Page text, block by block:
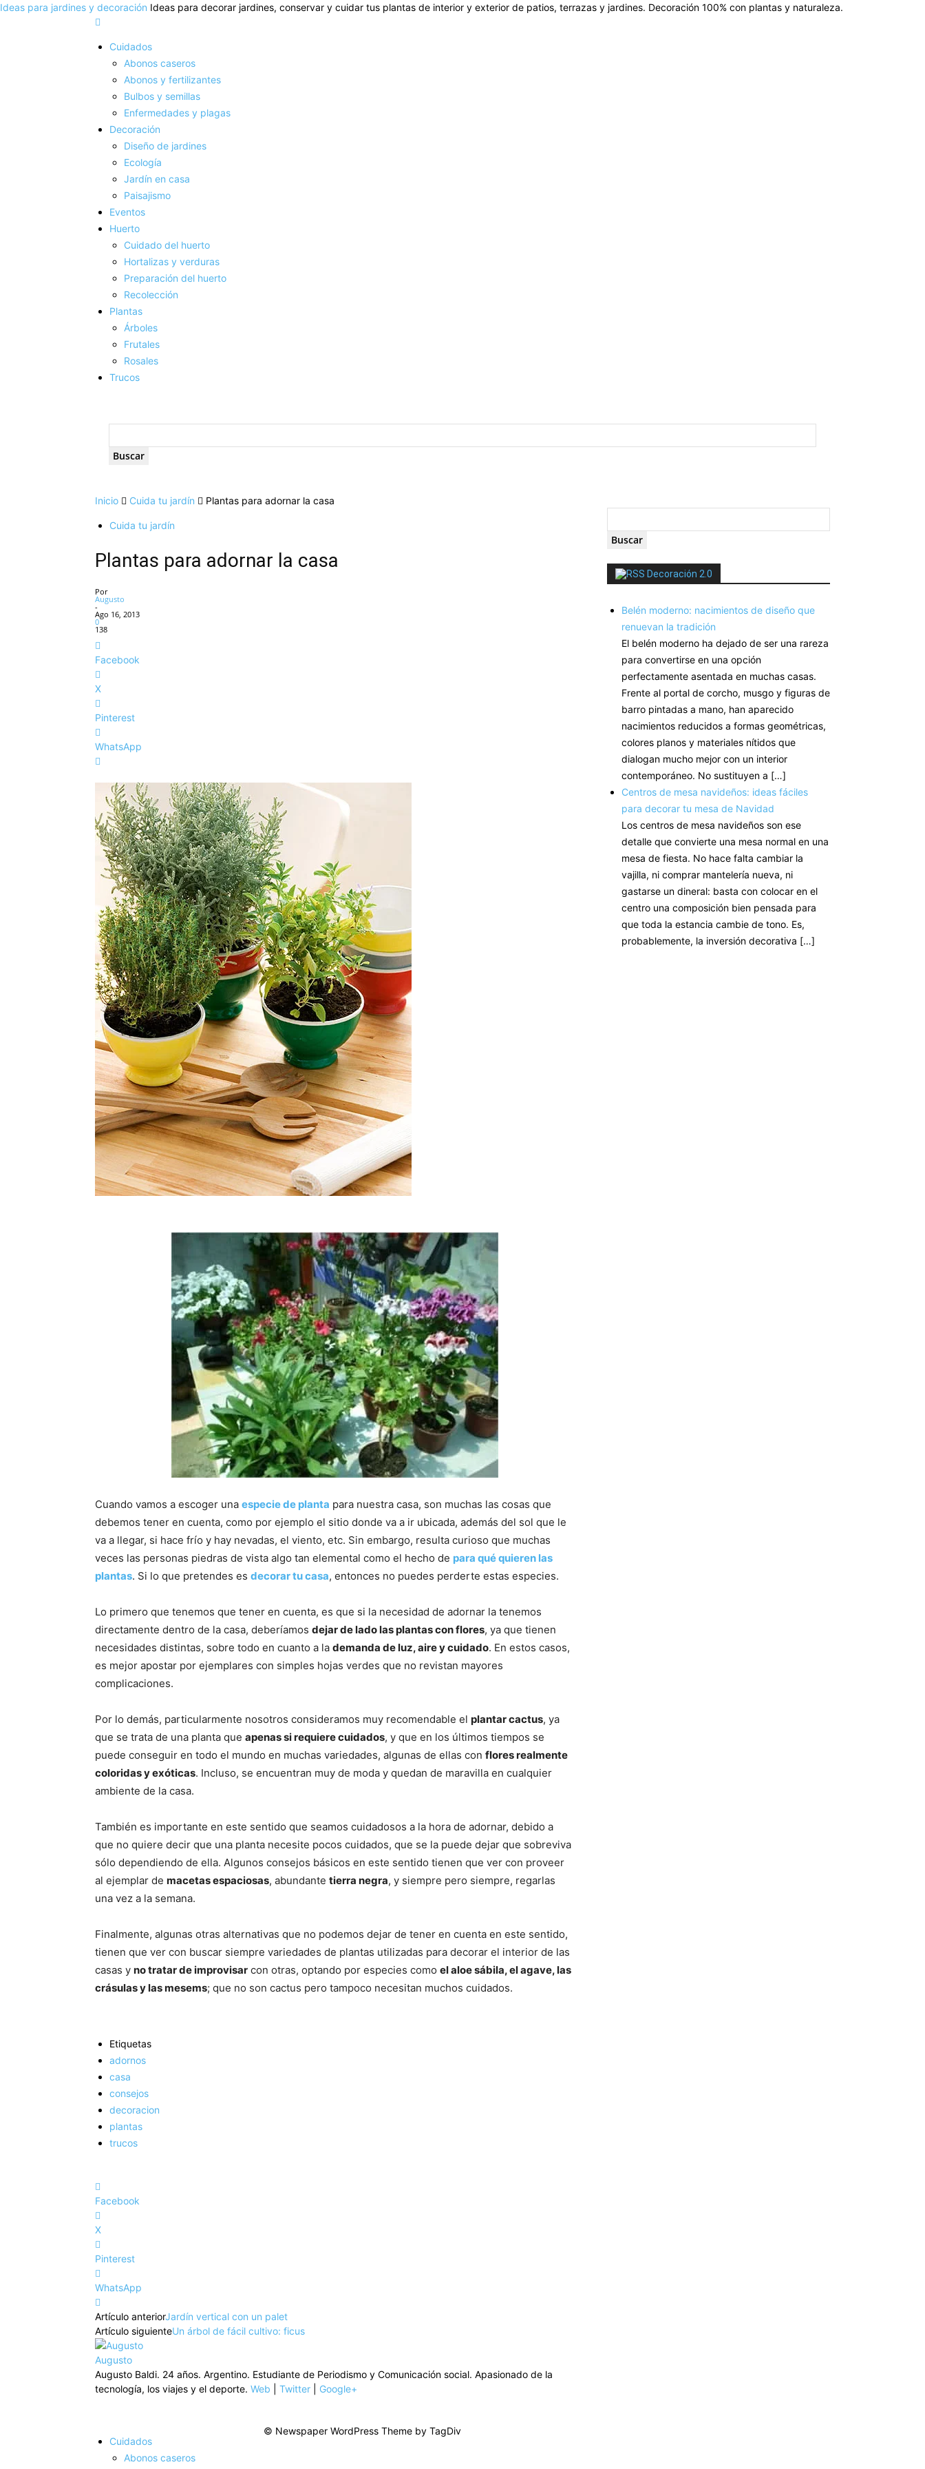
Ideas para jardines y decoración Ideas para decorar jardines, conservar y cuidar tus plantas de interior y exterior de patios, terrazas y jardines. Decoración 100% con plantas y naturaleza.
Cuidados
Abonos caseros
Abonos y fertilizantes
Bulbos y semillas
Enfermedades y plagas
Decoración
Diseño de jardines
Ecología
Jardín en casa
Paisajismo
Eventos
Huerto
Cuidado del huerto
Hortalizas y verduras
Preparación del huerto
Recolección
Plantas
Árboles
Frutales
Rosales
Trucos
Inicio Cuida tu jardín Plantas para adornar la casa
Cuida tu jardín
Plantas para adornar la casa
Por
Augusto
-
Ago 16, 2013
0
138
Facebook
X
Pinterest
WhatsApp
Cuando vamos a escoger una especie de planta para nuestra casa, son muchas las cosas que
debemos tener en cuenta, como por ejemplo el sitio donde va a ir ubicada, además del sol que le
va a llegar, si hace frío y hay nevadas, el viento, etc. Sin embargo, resulta curioso que muchas
veces las personas piedras de vista algo tan elemental como el hecho de para qué quieren las
plantas. Si lo que pretendes es decorar tu casa, entonces no puedes perderte estas especies.
Lo primero que tenemos que tener en cuenta, es que si la necesidad de adornar la tenemos
directamente dentro de la casa, deberíamos dejar de lado las plantas con flores, ya que tienen
necesidades distintas, sobre todo en cuanto a la demanda de luz, aire y cuidado. En estos casos,
es mejor apostar por ejemplares con simples hojas verdes que no revistan mayores
complicaciones.
Por lo demás, particularmente nosotros consideramos muy recomendable el plantar cactus, ya
que se trata de una planta que apenas si requiere cuidados, y que en los últimos tiempos se
puede conseguir en todo el mundo en muchas variedades, algunas de ellas con flores realmente
coloridas y exóticas. Incluso, se encuentran muy de moda y quedan de maravilla en cualquier
ambiente de la casa.
También es importante en este sentido que seamos cuidadosos a la hora de adornar, debido a
que no quiere decir que una planta necesite pocos cuidados, que se la puede dejar que sobreviva
sólo dependiendo de ella. Algunos consejos básicos en este sentido tienen que ver con proveer
al ejemplar de macetas espaciosas, abundante tierra negra, y siempre pero siempre, regarlas
una vez a la semana.
Finalmente, algunas otras alternativas que no podemos dejar de tener en cuenta en este sentido,
tienen que ver con buscar siempre variedades de plantas utilizadas para decorar el interior de las
casas y no tratar de improvisar con otras, optando por especies como el aloe sábila, el agave, las
crásulas y las mesems; que no son cactus pero tampoco necesitan muchos cuidados.
Etiquetas
adornos
casa
consejos
decoracion
plantas
trucos
Facebook
X
Pinterest
WhatsApp
Artículo anteriorJardín vertical con un palet
Artículo siguienteUn árbol de fácil cultivo: ficus
Augusto
Augusto Baldi. 24 años. Argentino. Estudiante de Periodismo y Comunicación social. Apasionado de la
tecnología, los viajes y el deporte. Web Twitter Google+
Decoración 2.0
Belén moderno: nacimientos de diseño que
renuevan la tradición
El belén moderno ha dejado de ser una rareza
para convertirse en una opción
perfectamente asentada en muchas casas.
Frente al portal de corcho, musgo y figuras de
barro pintadas a mano, han aparecido
nacimientos reducidos a formas geométricas,
colores planos y materiales nítidos que
dialogan mucho mejor con un interior
contemporáneo. No sustituyen a […]
Centros de mesa navideños: ideas fáciles
para decorar tu mesa de Navidad
Los centros de mesa navideños son ese
detalle que convierte una mesa normal en una
mesa de fiesta. No hace falta cambiar la
vajilla, ni comprar mantelería nueva, ni
gastarse un dineral: basta con colocar en el
centro una composición bien pensada para
que toda la estancia cambie de tono. Es,
probablemente, la inversión decorativa […]
Cuidados
Abonos caseros
© Newspaper WordPress Theme by TagDiv